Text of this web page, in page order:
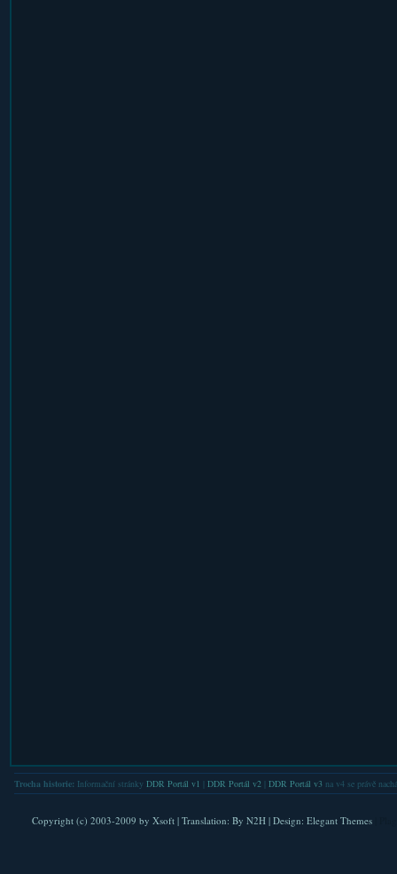
Trocha historie: Informační stránky DDR Portál v1 DDR Portál v2| DDR Portál v3na v4 se právě
Copyright (c) 2003-2009 by Xsoft| Translation: By N2H| Design: Elegant Themes